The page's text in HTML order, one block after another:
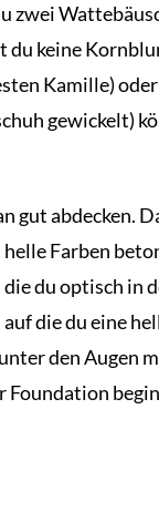
zwei
du keine
Kamille)
gewickelt)
gut abdecken.
Farben
du optisch in
die du eine
den Augen